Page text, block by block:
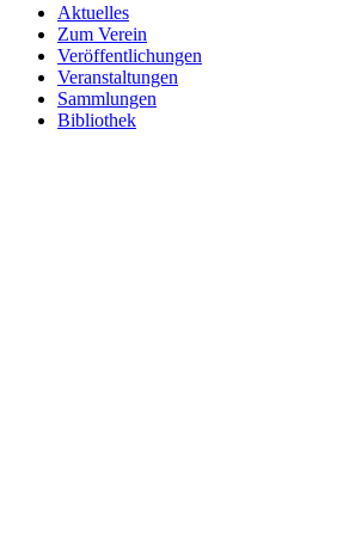
Aktuelles
Zum Verein
Veröffentlichungen
Veranstaltungen
Sammlungen
Bibliothek